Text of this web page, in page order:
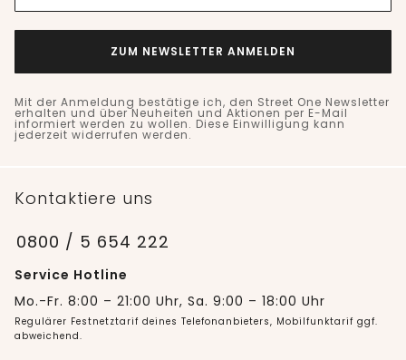
ZUM NEWSLETTER ANMELDEN
Mit der Anmeldung bestätige ich, den Street One Newsletter
erhalten und über Neuheiten und Aktionen per E-Mail
informiert werden zu wollen. Diese Einwilligung kann
jederzeit widerrufen werden.
Kontaktiere uns
0800 / 5 654 222
Service Hotline
Mo.-Fr. 8:00 – 21:00 Uhr, Sa. 9:00 – 18:00 Uhr
Regulärer Festnetztarif deines Telefonanbieters, Mobilfunktarif ggf.
abweichend.